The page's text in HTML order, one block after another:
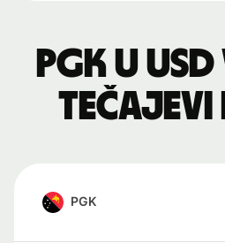
PGK u
tečajevi
PGK